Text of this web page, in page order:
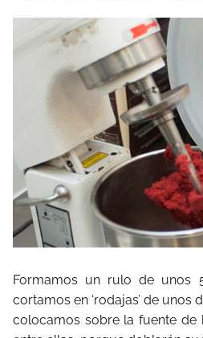
Formamos un rulo de
cortamos en ‘rodajas’ de unos
colocamos sobre la fuente de